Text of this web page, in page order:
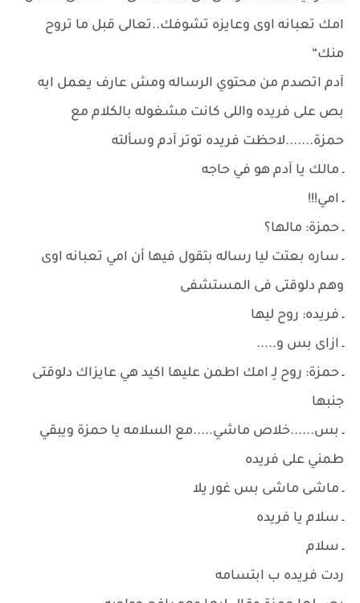
امك تعبانه اوى وعايزه تشوفك..تعالى قبل ما تروح
منك“
آدم اتصدم من محتوي الرساله ومش عارف يعمل ايه
بص على فريده واللى كانت مشغوله بالكلام مع
حمزة.......لاحظت فريده توتر آدم وسألته
ـ مالك يا آدم هو في حاجه
ـ امي!!!
ـ حمزة: مالها؟
ـ ساره بعتت ليا رساله بتقول فيها أن امي تعبانه اوى
وهم دلوقتى فى المستشفى
ـ فريده: روح ليها
ـ ازاى بس و.....
ـ حمزة: روح لِـ امك اطمن عليها اكيد هي عايزاك دلوقتى
جنبها
ـ بس......خلاص ماشي.....مع السلامه يا حمزة ويبقي
طمني على فريده
ـ ماشى ماشى بس غور يلا
ـ سلام يا فريده
ـ سلام
ردت فريده ب ابتسامه